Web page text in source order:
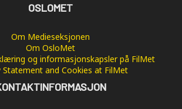
OSLOMET
Om Medieseksjonen
Om OsloMet
og informasjonskapsler på FilMet
Statement and Cookies at FilMet